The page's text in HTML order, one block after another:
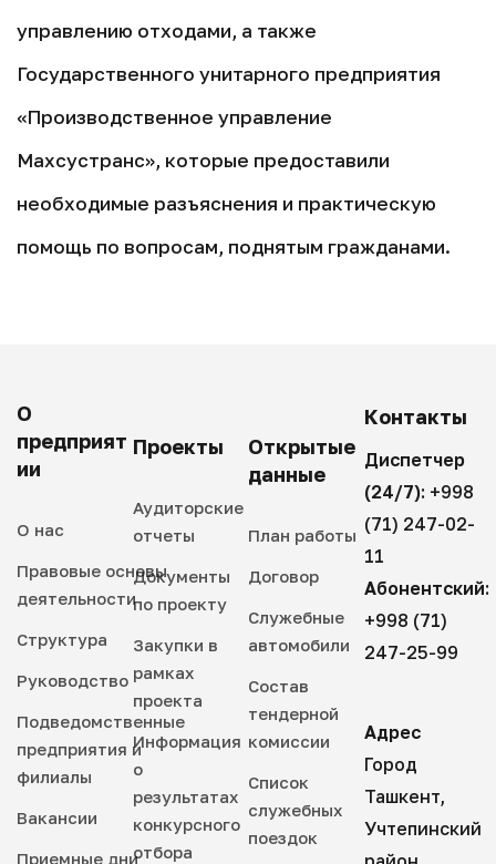
управлению отходами, а также
Государственного унитарного предприятия
«Производственное управление
Махсустранс», которые предоставили
необходимые разъяснения и практическую
помощь по вопросам, поднятым гражданами.
О
предприят
ии
О нас
Правовые основы
деятельности
Структура
Руководство
Подведомственные
предприятия и
филиалы
Вакансии
Приемные дни
Проекты
Аудиторские
отчеты
Документы
по проекту
Закупки в
рамках
проекта
Информация
о
результатах
конкурсного
отбора
Открытые
данные
План работы
Договор
Служебные
автомобили
Состав
тендерной
комиссии
Список
служебных
поездок
Контакты
Диспетчер
(24/7): +998
(71) 247-02-
11
Абонентский:
+998 (71)
247-25-99
Адрес
Город
Ташкент,
Учтепинский